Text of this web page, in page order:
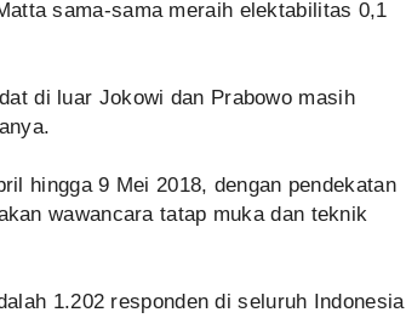
sama-sama meraih elektabilitas 0,1
di luar Jokowi dan Prabowo masih
hingga 9 Mei 2018, dengan pendekatan
wawancara tatap muka dan teknik
1.202 responden di seluruh Indonesia